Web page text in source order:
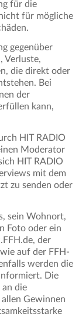
für die
für mögliche
gegenüber
Verluste,
die direkt oder
Bei
der
kann,
HIT RADIO
Moderator
HIT RADIO
mit dem
zu senden oder
sein Wohnort,
Foto oder ein
der
auf der FFH-
werden die
Die
an die
Gewinnen